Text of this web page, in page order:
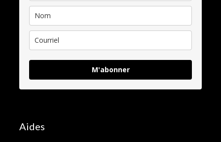
M'abonner
Aides